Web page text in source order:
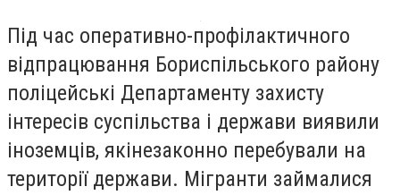
Під час оперативно-профілактичного
відпрацювання Бориспільського району
поліцейські Департаменту захисту
інтересів суспільства і держави виявили
іноземців, якінезаконно перебували на
території держави. Мігранти займалися